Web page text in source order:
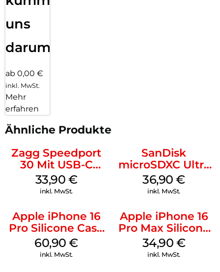
uns
darum!
ab 0,00 €
inkl. MwSt.
Mehr
erfahren
Ähnliche Produkte
Zagg Speedport
30 Mit USB-C
Kabel Weiß
33,90 €
inkl. MwSt.
SanDisk
microSDXC Ultra
128 GB + Adapter
Mobile
36,90€
inkl. MwSt.
Apple iPhone 16
Pro Silicone Case
MagSafe Stone
Gray
60,90€
inkl. MwSt.
Apple iPhone 16
Pro Max Silicone
Case MagSafe
Denim
34,90 €
inkl. MwSt.